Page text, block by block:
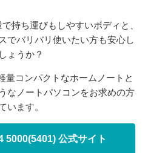
持ち運びもしやすいボディと、
でバリバリ使いたい方も安心し
ょうか？
量コンパクトなホームノートと
なノートパソコンをお求めの方
います。
5000(5401) 公式サイト